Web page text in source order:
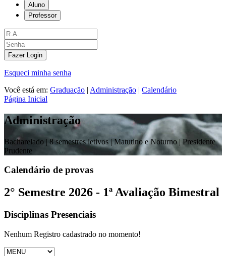
Aluno
Professor
Fazer Login
Esqueci minha senha
Você está em: Graduação | Administração | Calendário
Página Inicial
Administração
Bacharelado | 8 semestres letivos | Matutino e Noturno| Presidente
Prudente
Calendário de provas
2° Semestre 2026 - 1ª Avaliação Bimestral
Disciplinas Presenciais
Nenhum Registro cadastrado no momento!